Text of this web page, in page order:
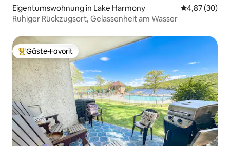
Eigentumswohnung in Lake Harmony
4,87 (30)
Ruhiger Rückzugsort, Gelassenheit am Wasser
Beliebter Gäste-Favorit.
Gäste-Favorit